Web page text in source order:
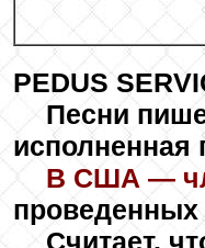
PEDUS
Песни
исполненная
В США —
проведенных
Считает,